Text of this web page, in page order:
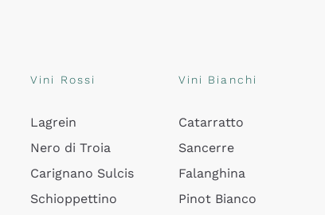
Vini Rossi
Lagrein
Nero di Troia
Carignano Sulcis
Schioppettino
Vini Bianchi
Catarratto
Sancerre
Falanghina
Pinot Bianco